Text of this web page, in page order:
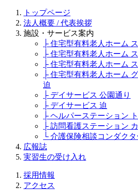
トップページ
法人概要 / 代表挨拶
施設・サービス案内
├ 住宅型有料老人ホーム
├ 住宅型有料老人ホーム
├ 住宅型有料老人ホーム
├ 住宅型有料老人ホーム
迫
├ デイサービス 公園通り
├ デイサービス 迫
├ ヘルパーステーション
├ 訪問看護ステーション
└ 介護保険相談コンダクタ
広報誌
実習生の受け入れ
採用情報
アクセス